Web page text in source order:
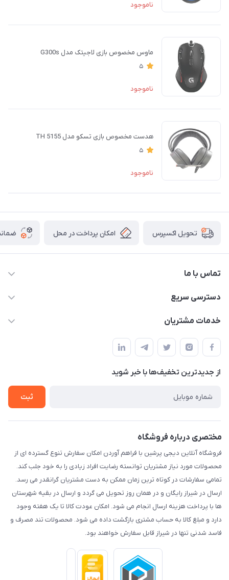
ناموجود
ماوس مخصوص بازی لاجیتک مدل G300s
5
ناموجود
هدست مخصوص بازی تسکو مدل TH 5155
5
ناموجود
تحویل اکسپرس امکان پرداخت در محل
تماس با ما
09172138137
دسترسی سریع
حساب کاربری
لیست محصولات
درباره ما
خدمات مشتریان
قوانین و مقررات
حریم خصوصی
راهنما
از جدید‌ترین تخفیف‌ها با‌ خبر شوید
ثبت
مختصری درباره فروشگاه
فروشگاه آنلاین دیجی پرشین با فراهم آوردن امکان سفارش تنوع گسترده ای از
محصولات مورد نیاز مشتریان توانسته رضایت افراد زیادی را به خود جلب کند.
تمامی سفارشات در کوتاه ترین زمان ممکن به دست مشتریان گرانقدر می رسد.
ارسال در شیراز رایگان و در همان روز تحویل می گردد و ارسال در بقیه شهرستان
ها با پرداخت هزینه ارسال انجام می شود. امکان عودت کالا تا یک هفته وجود
دارد و مبلغ کالا به حساب مشتری بازگشت داده می شود. محصولات تند مصرف و
فاسد شدنی تنها در شیراز قابل سفارش خواهند بود.